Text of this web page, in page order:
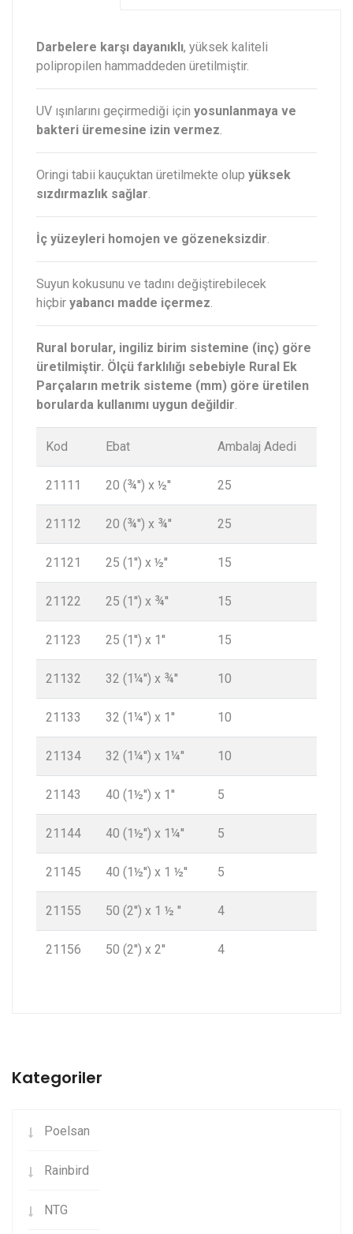
Darbelere karşı dayanıklı, yüksek kaliteli
polipropilen hammaddeden üretilmiştir.
UV ışınlarını geçirmediği için yosunlanmaya ve
bakteri üremesine izin vermez.
Oringi tabii kauçuktan üretilmekte olup yüksek
sızdırmazlık sağlar.
İç yüzeyleri homojen ve gözeneksizdir.
Suyun kokusunu ve tadını değiştirebilecek
hiçbir yabancı madde içermez.
Rural borular, ingiliz birim sistemine (inç) göre
üretilmiştir. Ölçü farklılığı sebebiyle Rural Ek
Parçaların metrik sisteme (mm) göre üretilen
borularda kullanımı uygun değildir.
Kod Ebat Ambalaj Adedi
21111 20 (¾'') x ½'' 25
21112 20 (¾'') x ¾'' 25
21121 25 (1'') x ½'' 15
21122 25 (1'') x ¾'' 15
21123 25 (1'') x 1'' 15
21132 32 (1¼'') x ¾'' 10
21133 32 (1¼'') x 1'' 10
21134 32 (1¼'') x 1¼'' 10
21143 40 (1½'') x 1'' 5
21144 40 (1½'') x 1¼'' 5
21145 40 (1½'') x 1 ½'' 5
21155 50 (2'') x 1 ½ '' 4
21156 50 (2'') x 2'' 4
Kategoriler
Poelsan
Rainbird
NTG